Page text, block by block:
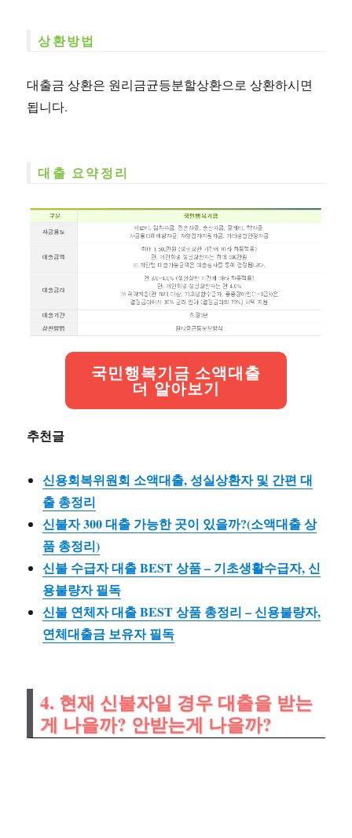
상환방법
대출금 상환은 원리금균등분할상환으로 상환하시면
됩니다.
대출 요약정리
국민행복기금 소액대출
더 알아보기
추천글
신용회복위원회 소액대출, 성실상환자 및 간편 대
출 총정리
신불자 300 대출 가능한 곳이 있을까?(소액대출 상
품 총정리)
신불 수급자 대출 BEST 상품 – 기초생활수급자, 신
용불량자 필독
신불 연체자 대출 BEST 상품 총정리 – 신용불량자,
연체대출금 보유자 필독
4. 현재 신불자일 경우 대출을 받는
게 나을까? 안받는게 나을까?